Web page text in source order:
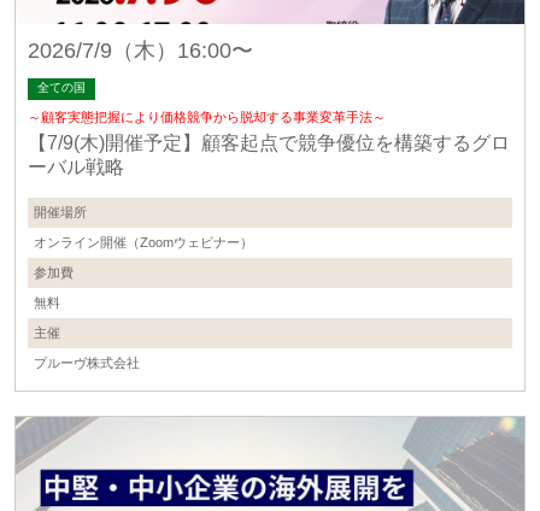
2026/7/9（木）16:00〜
全ての国
～顧客実態把握により価格競争から脱却する事業変革手法～
【7/9(木)開催予定】顧客起点で競争優位を構築するグロ
ーバル戦略
開催場所
オンライン開催（Zoomウェビナー）
参加費
無料
主催
プルーヴ株式会社